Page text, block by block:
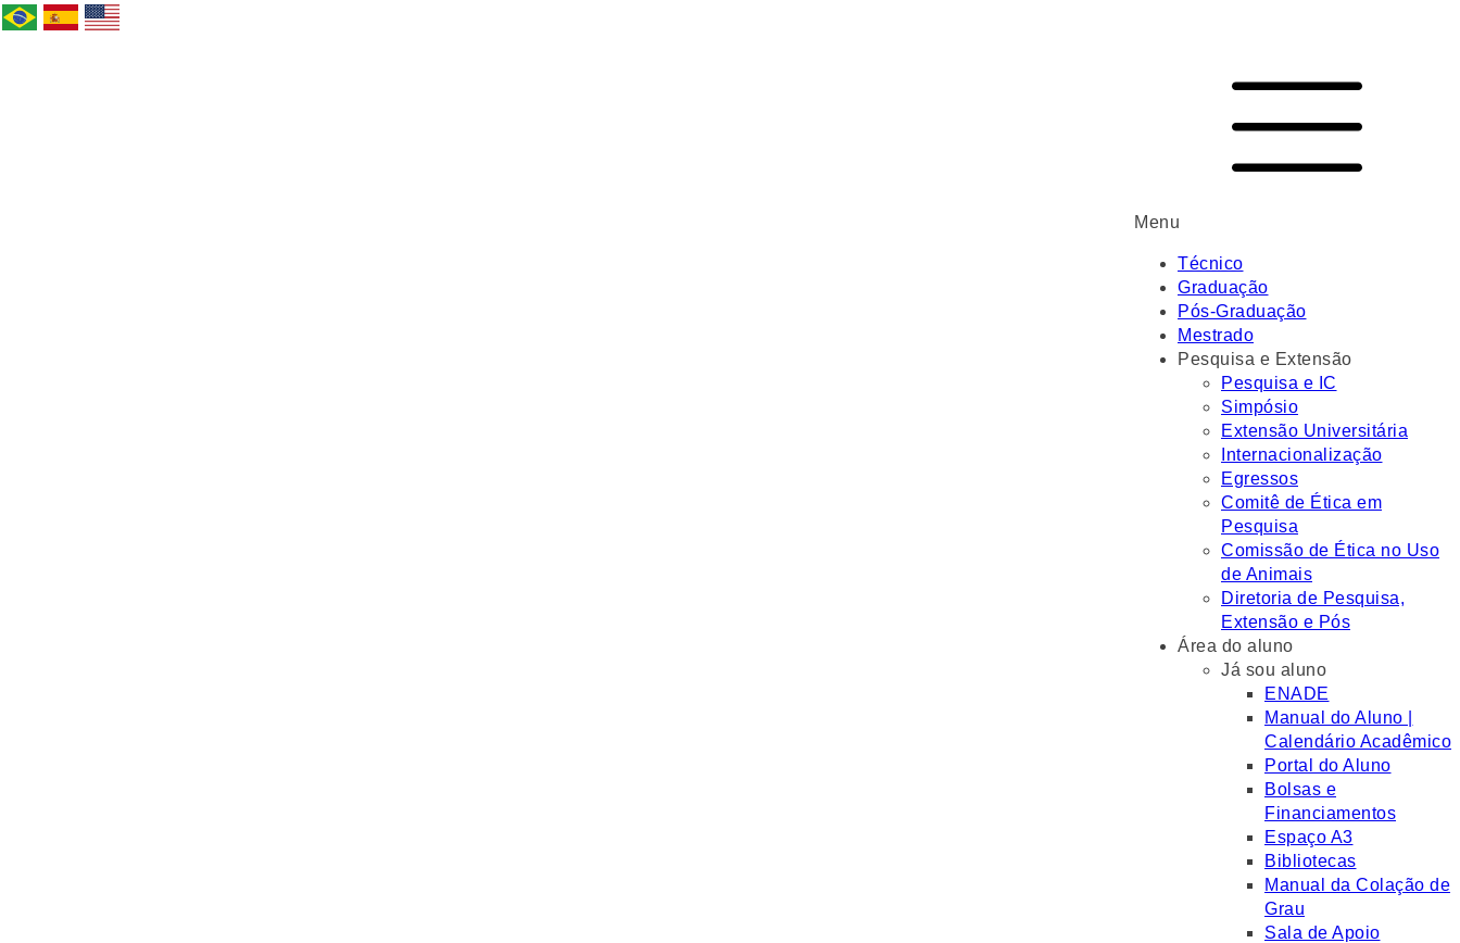
Menu
Técnico
Graduação
Pós-Graduação
Mestrado
Pesquisa e Extensão
Pesquisa e IC
Simpósio
Extensão Universitária
Internacionalização
Egressos
Comitê de Ética em
Pesquisa
Comissão de Ética no Uso
de Animais
Diretoria de Pesquisa,
Extensão e Pós
Área do aluno
Já sou aluno
ENADE
Manual do Aluno |
Calendário Acadêmico
Portal do Aluno
Bolsas e
Financiamentos
Espaço A3
Bibliotecas
Manual da Colação de
Grau
Sala de Apoio